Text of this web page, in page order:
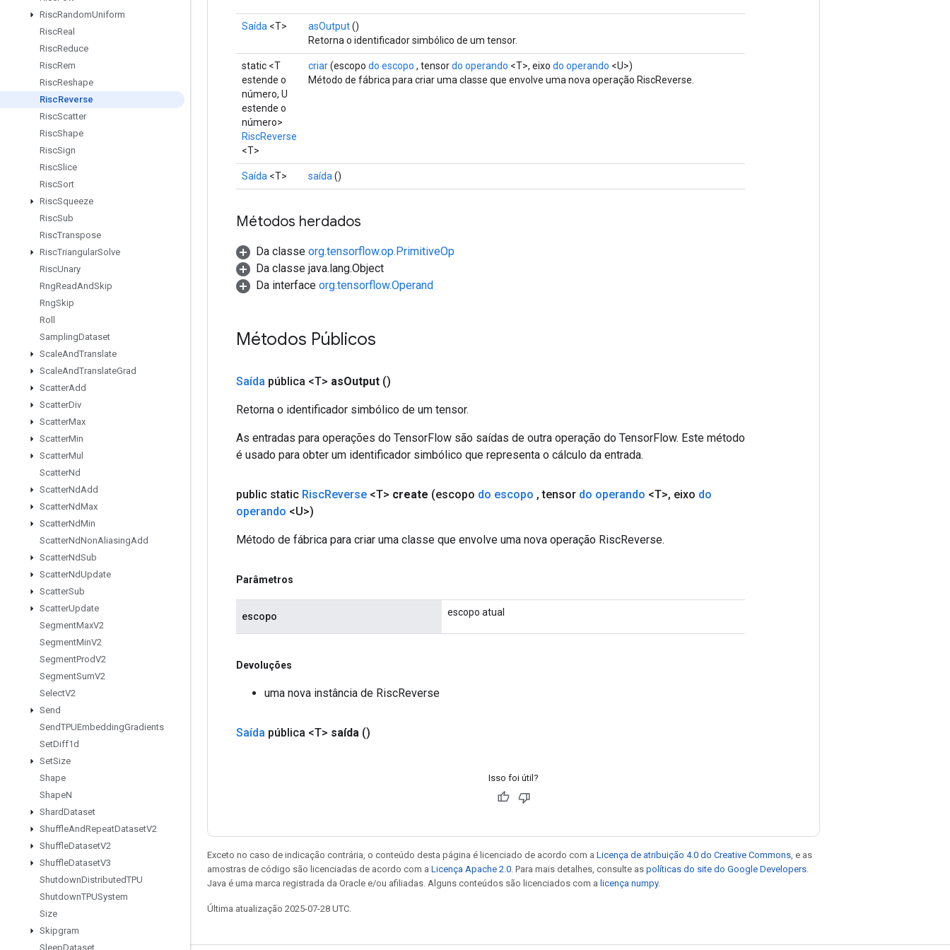
RiscRandomUniform
RiscReal
RiscReduce
RiscRem
RiscReshape
RiscReverse
RiscScatter
RiscShape
RiscSign
RiscSlice
RiscSort
RiscSqueeze
RiscSub
RiscTranspose
RiscTriangularSolve
RiscUnary
RngReadAndSkip
RngSkip
Roll
SamplingDataset
ScaleAndTranslate
ScaleAndTranslateGrad
ScatterAdd
ScatterDiv
ScatterMax
ScatterMin
ScatterMul
ScatterNd
ScatterNdAdd
ScatterNdMax
ScatterNdMin
ScatterNdNonAliasingAdd
ScatterNdSub
ScatterNdUpdate
ScatterSub
ScatterUpdate
SegmentMaxV2
SegmentMinV2
SegmentProdV2
SegmentSumV2
SelectV2
Send
SendTPUEmbeddingGradients
SetDiff1d
SetSize
Shape
ShapeN
ShardDataset
ShuffleAndRepeatDatasetV2
ShuffleDatasetV2
ShuffleDatasetV3
ShutdownDistributedTPU
ShutdownTPUSystem
Size
Skipgram
SleepDataset
Saída <T> asOutput()
Retorna o identificador simbólico de um tensor.
static <T
estende o
número, U
estende o
número>
RiscReverse
<T>
criar(escopo do escopo , tensordo operando <T>, eixo do operando <U>)
Método de fábrica para criar uma classe que envolve uma nova operação RiscReverse.
Saída <T> saída ()
Métodos herdados
Da classe org.tensorflow.op.PrimitiveOp
Da classe java.lang.Object
Da interface org.tensorflow.Operand
Métodos Públicos
Saída pública <T> asOutput ()
Retorna o identificador simbólico de um tensor.
As entradas para operações do TensorFlow são saídas de outra operação do TensorFlow. Este método
é usado para obter um identificador simbólico que representa o cálculo da entrada.
public static RiscReverse <T> create (escopo do escopo , tensor do operando <T>, eixo do
operando <U>)
Método de fábrica para criar uma classe que envolve uma nova operação RiscReverse.
Parâmetros
escopo escopo atual
Devoluções
uma nova instância de RiscReverse
Saída pública <T> saída ()
Isso foi útil?
Exceto no caso de indicação contrária, o conteúdo desta página é licenciado de acordo com a Licença de atribuição 4.0 do Creative Commons , e as
amostras de código são licenciadas de acordo com a Licença Apache 2.0 . Para mais detalhes, consulte as políticas do site do Google Developers
Java é uma marca registrada da Oracle e/ou afiliadas. Alguns conteúdos são licenciados com a licença numpy.
Última atualização 2025-07-28 UTC.